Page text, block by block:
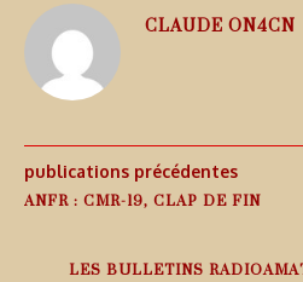
CLAUDE ON4CN
publications précédentes
ANFR : CMR-19, CLAP DE FIN
LES BULLETINS